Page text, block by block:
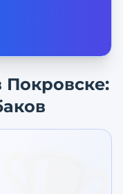
Покровске: